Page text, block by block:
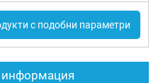
с подобни параметри
информация